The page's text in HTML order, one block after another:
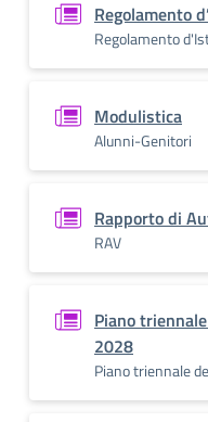
Regolamento
Regolamento
Modulistica
Alunni-Genitori
Rapporto di
RAV
Piano
2028
Piano triennale